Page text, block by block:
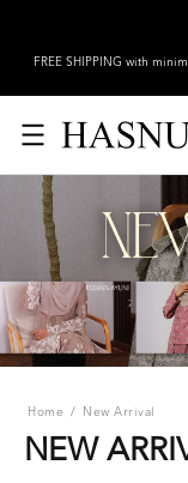
FREE SHIPPING with
Home / New Arrival
NEW